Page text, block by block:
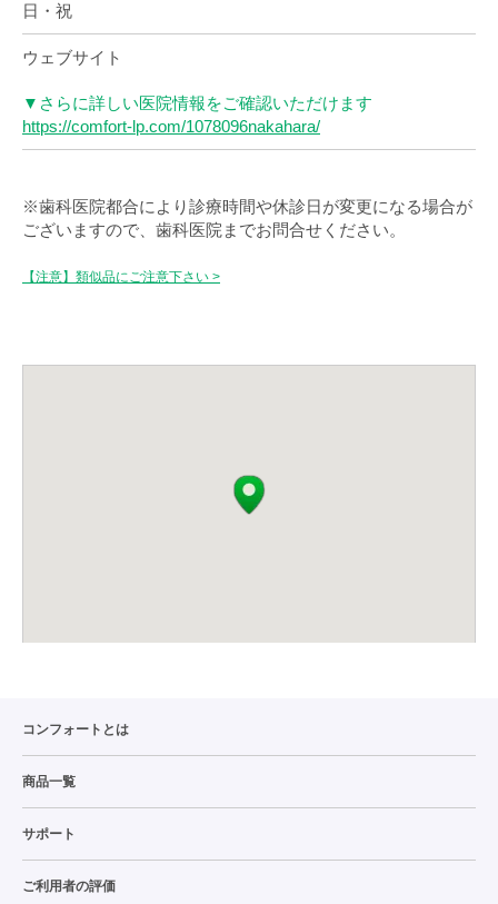
日・祝
ウェブサイト
▼さらに詳しい医院情報をご確認いただけます
https://comfort-lp.com/1078096nakahara/
※歯科医院都合により診療時間や休診日が変更になる場合が
ございますので、歯科医院までお問合せください。
【注意】類似品にご注意下さい >
コンフォートとは
商品一覧
サポート
ご利用者の評価